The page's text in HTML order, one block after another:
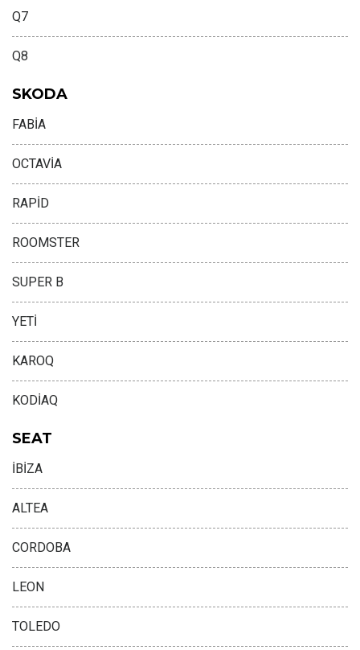
Q7
Q8
SKODA
FABİA
OCTAVİA
RAPİD
ROOMSTER
SUPER B
YETİ
KAROQ
KODİAQ
SEAT
İBİZA
ALTEA
CORDOBA
LEON
TOLEDO